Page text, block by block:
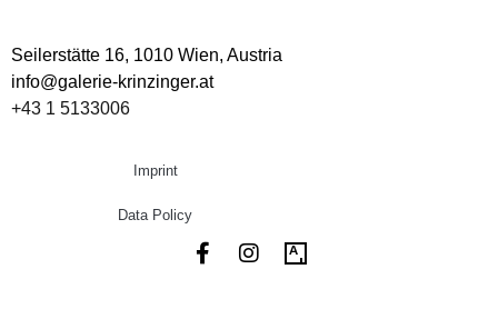
Seilerstätte 16, 1010 Wien, Austria
info@galerie-krinzinger.at
+43 1 5133006
Imprint
Data Policy